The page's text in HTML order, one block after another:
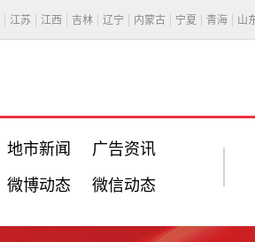
江苏 江西 吉林 辽宁 内蒙古 宁夏 青海 山
地市新闻 广告资讯
微博动态 微信动态